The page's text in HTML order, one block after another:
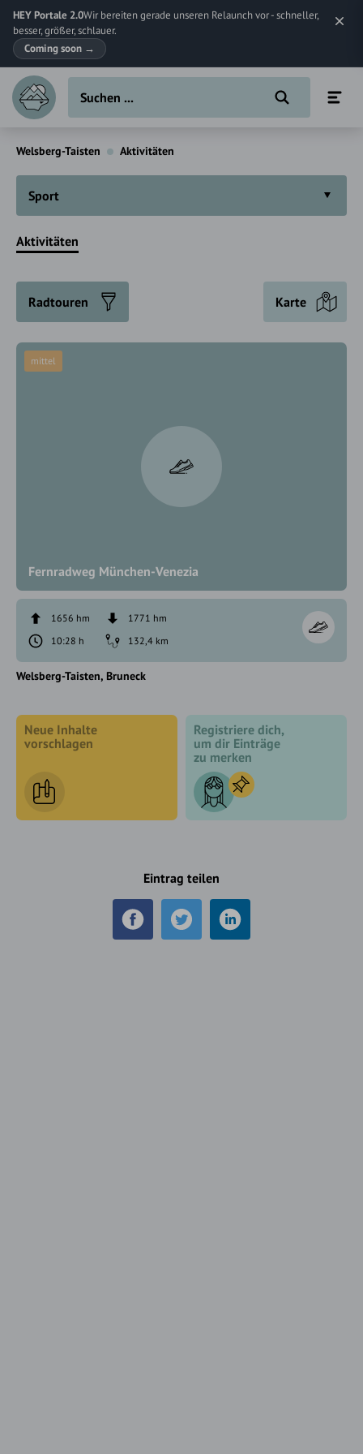
HEY Portale 2.0Wir bereiten gerade unseren Relaunch vor - schneller,
besser, größer, schlauer.
Coming soon →
Welsberg-Taisten Aktivitäten
Sport
Aktivitäten
Radtouren Karte
Fernradweg München-Venezia
mittel
1656 hm
1771 hm
10:28 h
132,4 km
Welsberg-Taisten Bruneck
Neue Inhalte
vorschlagen
Registriere dich,
um dir Einträge
zu merken
Eintrag teilen